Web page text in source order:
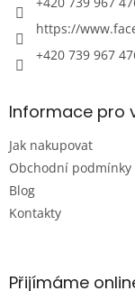
https://
+420 739 967
Informace pro
Jak nakupovat
Obchodní podmínky
Blog
Kontakty
Přijímáme